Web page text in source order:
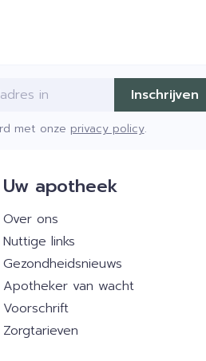
Inschrijven
met onze privacy policy.
Uw apotheek
Over ons
Nuttige links
Gezondheidsnieuws
Apotheker van wacht
Voorschrift
Zorgtarieven